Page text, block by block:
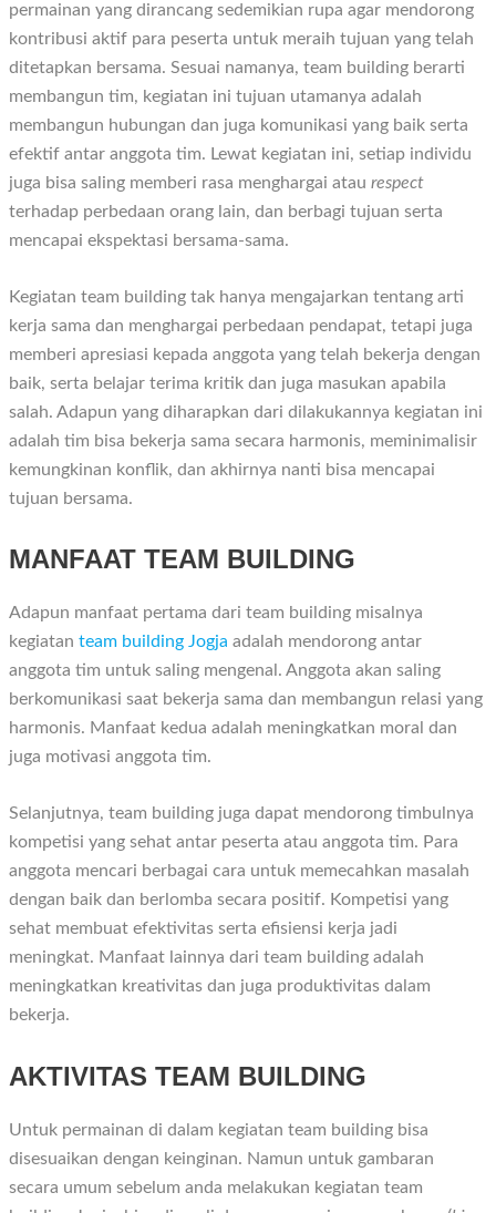
permainan yang dirancang sedemikian rupa agar mendorong
kontribusi aktif para peserta untuk meraih tujuan yang telah
ditetapkan bersama. Sesuai namanya, team building berarti
membangun tim, kegiatan ini tujuan utamanya adalah
membangun hubungan dan juga komunikasi yang baik serta
efektif antar anggota tim. Lewat kegiatan ini, setiap individu
juga bisa saling memberi rasa menghargai ataurespect
terhadap perbedaan orang lain, dan berbagi tujuan serta
mencapai ekspektasi bersama-sama.
Kegiatan team building tak hanya mengajarkan tentang arti
kerja sama dan menghargai perbedaan pendapat, tetapi juga
memberi apresiasi kepada anggota yang telah bekerja dengan
baik, serta belajar terima kritik dan juga masukan apabila
salah. Adapun yang diharapkan dari dilakukannya kegiatan ini
adalah tim bisa bekerja sama secara harmonis, meminimalisir
kemungkinan konflik, dan akhirnya nanti bisa mencapai
tujuan bersama.
MANFAAT TEAM BUILDING
Adapun manfaat pertama dari team building misalnya
kegiatanteam building Jogja adalah mendorong antar
anggota tim untuk saling mengenal. Anggota akan saling
berkomunikasi saat bekerja sama dan membangun relasi yang
harmonis. Manfaat kedua adalah meningkatkan moral dan
juga motivasi anggota tim.
Selanjutnya, team building juga dapat mendorong timbulnya
kompetisi yang sehat antar peserta atau anggota tim. Para
anggota mencari berbagai cara untuk memecahkan masalah
dengan baik dan berlomba secara positif. Kompetisi yang
sehat membuat efektivitas serta efisiensi kerja jadi
meningkat. Manfaat lainnya dari team building adalah
meningkatkan kreativitas dan juga produktivitas dalam
bekerja.
AKTIVITAS TEAM BUILDING
Untuk permainan di dalam kegiatan team building bisa
disesuaikan dengan keinginan. Namun untuk gambaran
secara umum sebelum anda melakukan kegiatan team